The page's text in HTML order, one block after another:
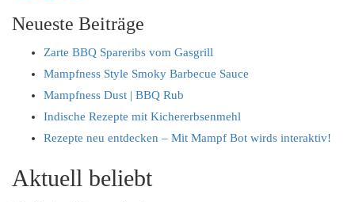
Neueste Beiträge
Zarte BBQ Spareribs vom Gasgrill
Mampfness Style Smoky Barbecue Sauce
Mampfness Dust | BBQ Rub
Indische Rezepte mit Kichererbsenmehl
Rezepte neu entdecken – Mit Mampf Bot wirds interaktiv!
Aktuell beliebt